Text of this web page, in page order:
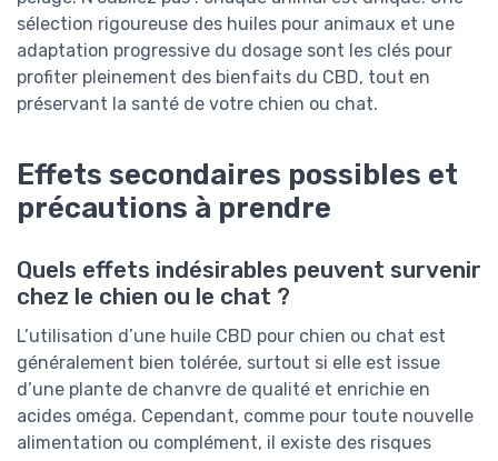
sélection rigoureuse des huiles pour animaux et une
adaptation progressive du dosage sont les clés pour
profiter pleinement des bienfaits du CBD, tout en
préservant la santé de votre chien ou chat.
Effets secondaires possibles et
précautions à prendre
Quels effets indésirables peuvent survenir
chez le chien ou le chat ?
L’utilisation d’une huile CBD pour chien ou chat est
généralement bien tolérée, surtout si elle est issue
d’une plante de chanvre de qualité et enrichie en
acides oméga. Cependant, comme pour toute nouvelle
alimentation ou complément, il existe des risques